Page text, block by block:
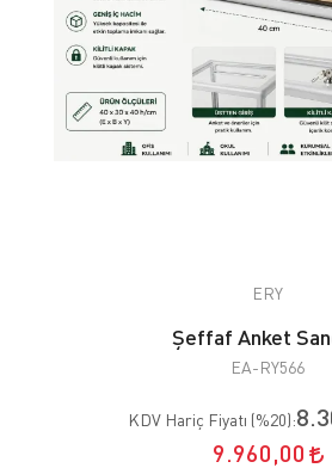
ERY
Şeffaf Anket
EA-RY566
KDV Hariç Fiyatı (%20):
9.960,00